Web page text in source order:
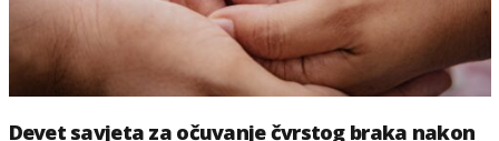
Devet savjeta za očuvanje čvrstog braka nakon